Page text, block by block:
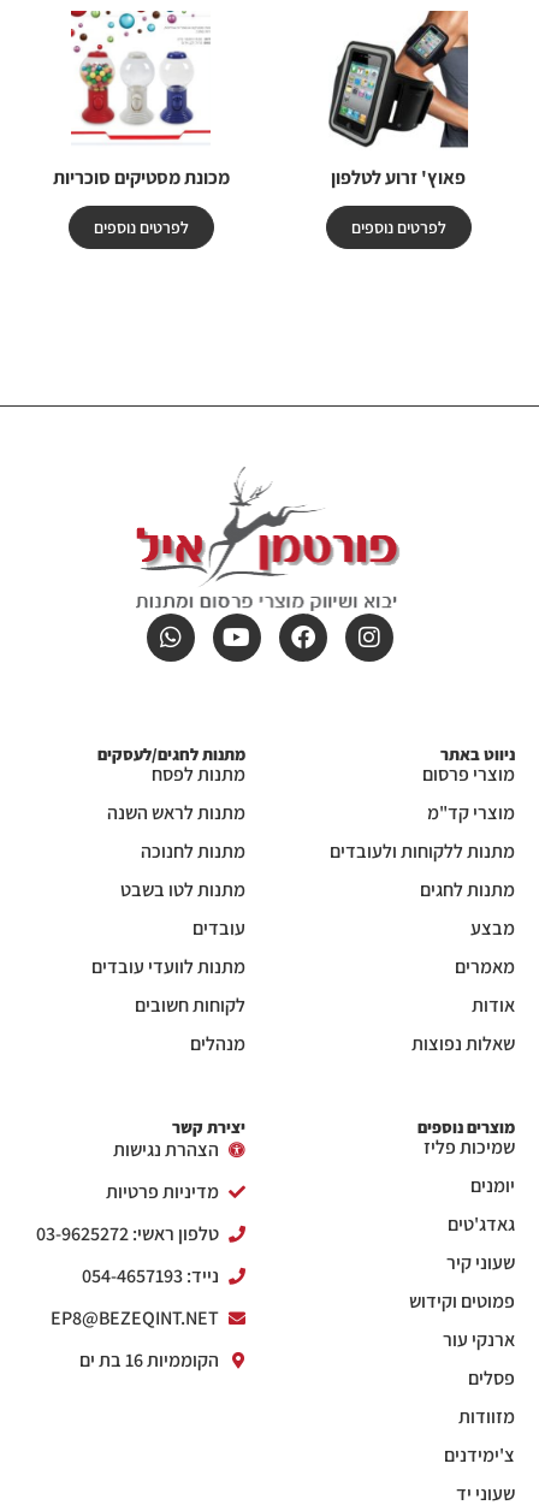
פאוץ' זרוע לטלפון
לפרטים נוספים
מכונת מסטיקים סוכריות
לפרטים נוספים
ניווט באתר
מוצרי פרסום
מוצרי קד"מ
מתנות ללקוחות ולעובדים
מתנות לחגים
מבצע
מאמרים
אודות
שאלות נפוצות
מתנות לחגים/לעסקים
מתנות לפסח
מתנות לראש השנה
מתנות לחנוכה
מתנות לטו בשבט
עובדים
מתנות לוועדי עובדים
לקוחות חשובים
מנהלים
מוצרים נוספים
שמיכות פליז
יומנים
גאדג'טים
שעוני קיר
פמוטים וקידוש
ארנקי עור
פסלים
מזוודות
צ'ימידנים
שעוני יד
יצירת קשר
הצהרת נגישות
מדיניות פרטיות
טלפון ראשי: 03-9625272
נייד: 054-4657193
EP8@BEZEQINT.NET
הקוממיות 16 בת ים